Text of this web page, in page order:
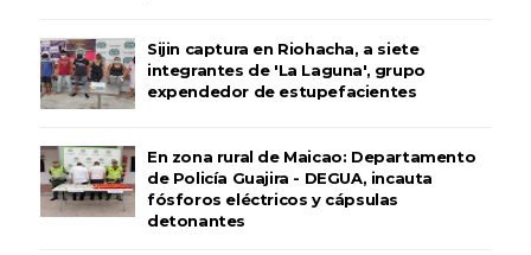
Sijin captura en Riohacha, a siete
integrantes de 'La Laguna', grupo
expendedor de estupefacientes
En zona rural de Maicao: Departamento
de Policía Guajira - DEGUA, incauta
fósforos eléctricos y cápsulas
detonantes